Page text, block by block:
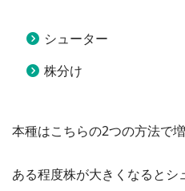
シューター
株分け
本種はこちらの2つの方法で
ある程度株が大きくなるとシ